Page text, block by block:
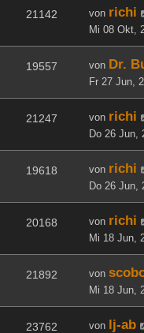
21142 von richi
Mi 08 Okt,
19557 von Dr.
Fr 27 Jun,
21247 von richi
Do 26 Jun,
19618 von richi
Do 26 Jun,
20168 von richi
Mi 18 Jun,
21892 von
Mi 18 Jun,
23762 von lj-ab